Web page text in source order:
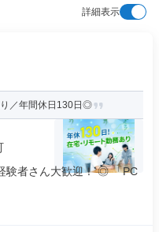
詳細表示
／年間休日130日◎
験者さん大歓迎！ ◎ 「PC